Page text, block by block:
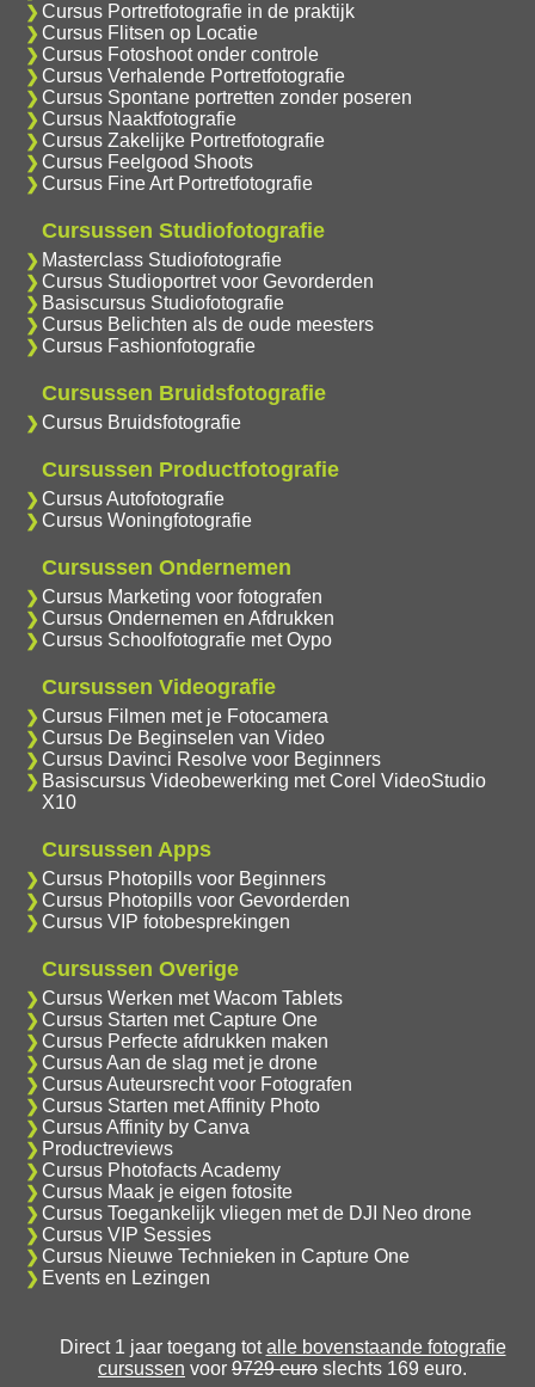
Cursus Portretfotografie in de praktijk
Cursus Flitsen op Locatie
Cursus Fotoshoot onder controle
Cursus Verhalende Portretfotografie
Cursus Spontane portretten zonder poseren
Cursus Naaktfotografie
Cursus Zakelijke Portretfotografie
Cursus Feelgood Shoots
Cursus Fine Art Portretfotografie
Cursussen Studiofotografie
Masterclass Studiofotografie
Cursus Studioportret voor Gevorderden
Basiscursus Studiofotografie
Cursus Belichten als de oude meesters
Cursus Fashionfotografie
Cursussen Bruidsfotografie
Cursus Bruidsfotografie
Cursussen Productfotografie
Cursus Autofotografie
Cursus Woningfotografie
Cursussen Ondernemen
Cursus Marketing voor fotografen
Cursus Ondernemen en Afdrukken
Cursus Schoolfotografie met Oypo
Cursussen Videografie
Cursus Filmen met je Fotocamera
Cursus De Beginselen van Video
Cursus Davinci Resolve voor Beginners
Basiscursus Videobewerking met Corel VideoStudio
X10
Cursussen Apps
Cursus Photopills voor Beginners
Cursus Photopills voor Gevorderden
Cursus VIP fotobesprekingen
Cursussen Overige
Cursus Werken met Wacom Tablets
Cursus Starten met Capture One
Cursus Perfecte afdrukken maken
Cursus Aan de slag met je drone
Cursus Auteursrecht voor Fotografen
Cursus Starten met Affinity Photo
Cursus Affinity by Canva
Productreviews
Cursus Photofacts Academy
Cursus Maak je eigen fotosite
Cursus Toegankelijk vliegen met de DJI Neo drone
Cursus VIP Sessies
Cursus Nieuwe Technieken in Capture One
Events en Lezingen
Direct 1 jaar toegang totalle bovenstaande fotografie
cursussen voor 9729 euro slechts 169 euro.